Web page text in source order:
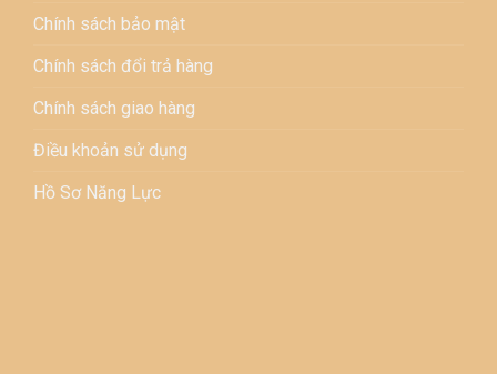
Chính sách bảo mật
Chính sách đổi trả hàng
Chính sách giao hàng
Điều khoản sử dụng
Hồ Sơ Năng Lực